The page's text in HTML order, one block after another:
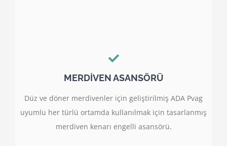
MERDİVEN ASANSÖRÜ
Düz ve döner merdivenler için geliştirilmiş ADA Pvag
uyumlu her türlü ortamda kullanılmak için tasarlanmış
merdiven kenarı engelli asansörü.